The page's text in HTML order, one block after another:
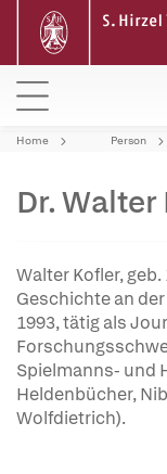
Home Person
Dr. Walter
Walter Kofler,
Geschichte an
1993, tätig als
Spielmanns- und
Heldenbücher,
Wolfdietrich).